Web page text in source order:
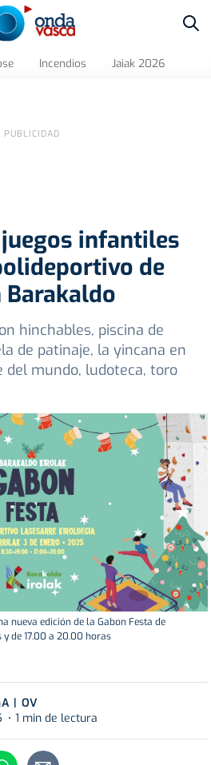
Incendios Jaiak 2026
infantiles
de
Barakaldo
hinchables, piscina de
de patinaje, la yincana en
del mundo, ludoteca, toro
nueva edición de la Gabon Festa de
y de 17.00 a 20.00 horas
| OV
1 min de lectura